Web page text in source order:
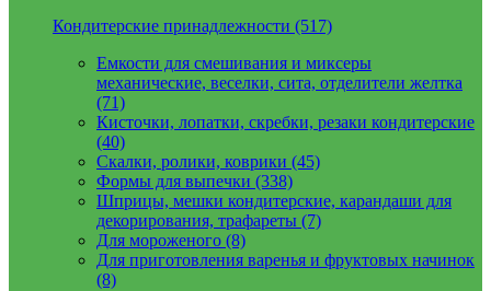
Кондитерские принадлежности (517)
Емкости для смешивания и миксеры
механические, веселки, сита, отделители желтка
(71)
Кисточки, лопатки, скребки, резаки кондитерские
(40)
Скалки, ролики, коврики (45)
Формы для выпечки (338)
Шприцы, мешки кондитерские, карандаши для
декорирования, трафареты (7)
Для мороженого (8)
Для приготовления варенья и фруктовых начинок
(8)